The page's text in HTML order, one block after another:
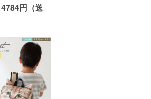
4784円（送